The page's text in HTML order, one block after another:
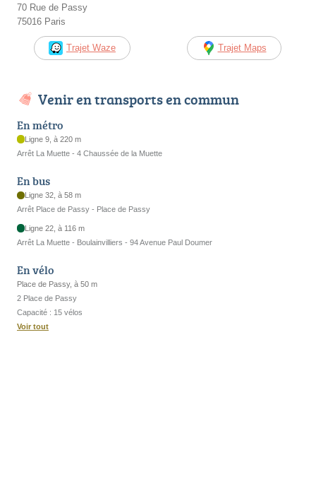
70 Rue de Passy
75016 Paris
Trajet Waze Trajet Maps
Venir en transports en commun
En métro
Ligne 9, à 220 m
Arrêt La Muette - 4 Chaussée de la Muette
En bus
Ligne 32, à 58 m
Arrêt Place de Passy - Place de Passy
Ligne 22, à 116 m
Arrêt La Muette - Boulainvilliers - 94 Avenue Paul Doumer
En vélo
Place de Passy, à 50 m
2 Place de Passy
Capacité : 15 vélos
Voir tout